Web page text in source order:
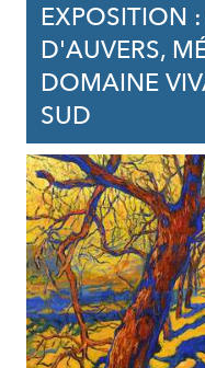
EXPOSITION
D'AUVERS,
DOMAINE
SUD